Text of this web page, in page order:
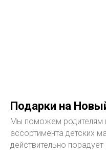
Подарки на
Мы поможем родителям
ассортимента детских
действительно